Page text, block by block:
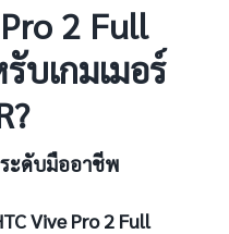
2 Full
บเกมเมอร์
ระดับมืออาชีพ
Vive Pro 2 Full